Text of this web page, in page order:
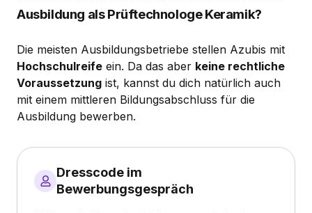
Ausbildung als Prüftechnologe Keramik?
Die meisten Ausbildungsbetriebe stellen Azubis mit
Hochschulreife ein. Da das aber keine rechtliche
Voraussetzung ist, kannst du dich natürlich auch
mit einem mittleren Bildungsabschluss für die
Ausbildung bewerben.
Dresscode im
Bewerbungsgespräch